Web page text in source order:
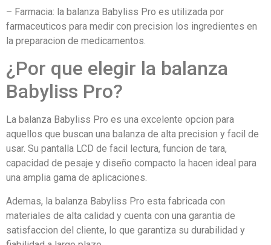
– Farmacia: la balanza Babyliss Pro es utilizada por
farmaceuticos para medir con precision los ingredientes en
la preparacion de medicamentos.
¿Por que elegir la balanza
Babyliss Pro?
La balanza Babyliss Pro es una excelente opcion para
aquellos que buscan una balanza de alta precision y facil de
usar. Su pantalla LCD de facil lectura, funcion de tara,
capacidad de pesaje y diseño compacto la hacen ideal para
una amplia gama de aplicaciones.
Ademas, la balanza Babyliss Pro esta fabricada con
materiales de alta calidad y cuenta con una garantia de
satisfaccion del cliente, lo que garantiza su durabilidad y